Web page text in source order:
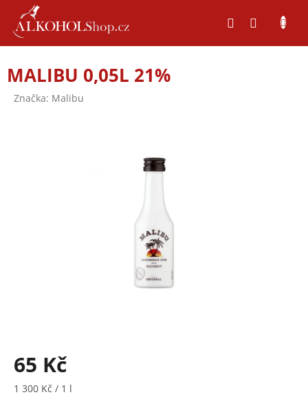
obsah
MALIBU 0,05L 21%
Značka: Malibu
65 Kč
Měrná
1 300 Kč / 1 l